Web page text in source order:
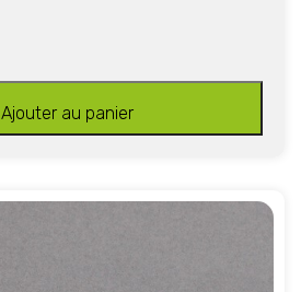
Ajouter au panier